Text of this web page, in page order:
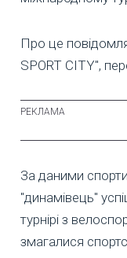
Про це
SPORT CITY",
За даними
"динамівець"
турнірі з
змагалися